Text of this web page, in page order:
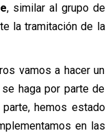
, similar al grupo de
la tramitación de la
vamos a hacer un
haga por parte de
hemos estado
en las